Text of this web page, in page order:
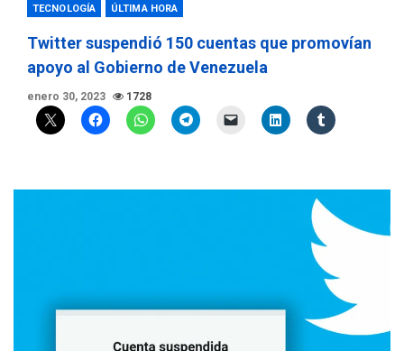
TECNOLOGÍA ÚLTIMA HORA
Twitter suspendió 150 cuentas que promovían
apoyo al Gobierno de Venezuela
enero 30, 2023 1728